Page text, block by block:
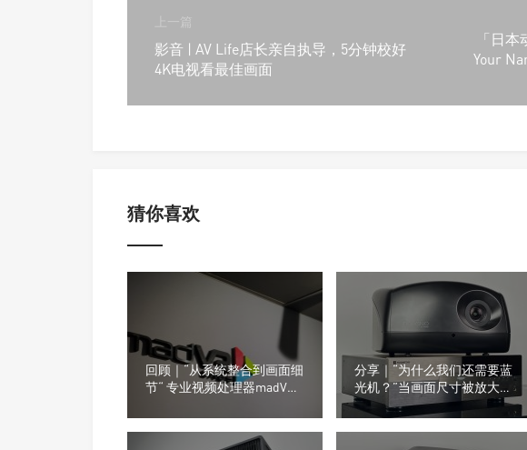
上一篇
影音 | AV Life店长亲自执导，5分钟校好
4K电视看最佳画面
「日
Your
猜你喜欢
回顾｜“从系统整合到画面细
节“ 专业视频处理器madVR
分享｜“为什么我们还需要蓝
光机？”当画面尺寸被放大，
信号源的重要性才真正显现